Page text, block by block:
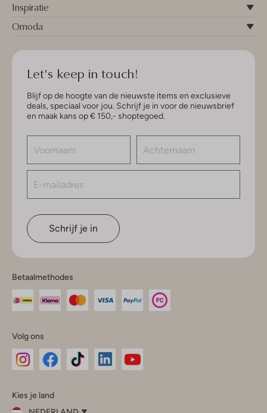
Inspiratie
Omoda
Let's keep in touch!
Blijf op de hoogte van de nieuwste items en exclusieve
deals, speciaal voor jou. Schrijf je in voor de nieuwsbrief
en maak kans op € 150,- shoptegoed.
Schrijf je in
Betaalmethodes
Volg ons
InstagramFacebook
Kies je land